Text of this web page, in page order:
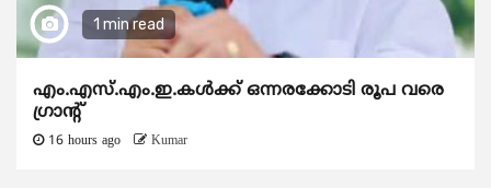
1 min read
എം.എസ്.എം.ഇ.കൾക്ക് ഒന്നരക്കോടി രൂപ വരെ
ഗ്രാന്റ്
16 hours ago Kumar